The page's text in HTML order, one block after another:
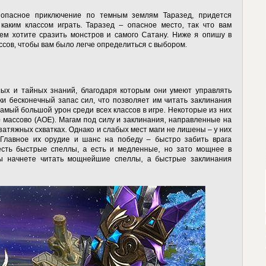
приключение по темным землям Таразед, придется
классом играть. Таразед – опасное место, так что вам
хотите сразить монстров и самого Сатану. Ниже я опишу в
чтобы вам было легче определиться с выбором.
и тайных знаний, благодаря которым они умеют управлять
бесконечный запас сил, что позволяет им читать заклинания
большой урон среди всех классов в игре. Некоторые из них
массово (AOE). Магам под силу и заклинания, направленные на
схватках. Однако и слабых мест маги не лишены – у них
их орудие и шанс на победу – быстро забить врага
быстрые спеллы, а есть и медленные, но зато мощнее в
начнете читать мощнейшие спеллы, а быстрые заклинания